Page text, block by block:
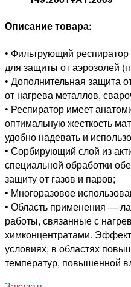
Описание товара:
• Фильтрующий
для защиты от аэрозолей
• Дополнительная защита
от нагрева металлов,
• Респиратор имеет
оптимальную жесткость
удобно надевать и
• Сорбирующий слой из
специальной обработки
защиту от газов и паров;
• Многоразовое
• Область применения —
работы, связанные с
химконцентратами.
условиях, в областях
температур, повышенной